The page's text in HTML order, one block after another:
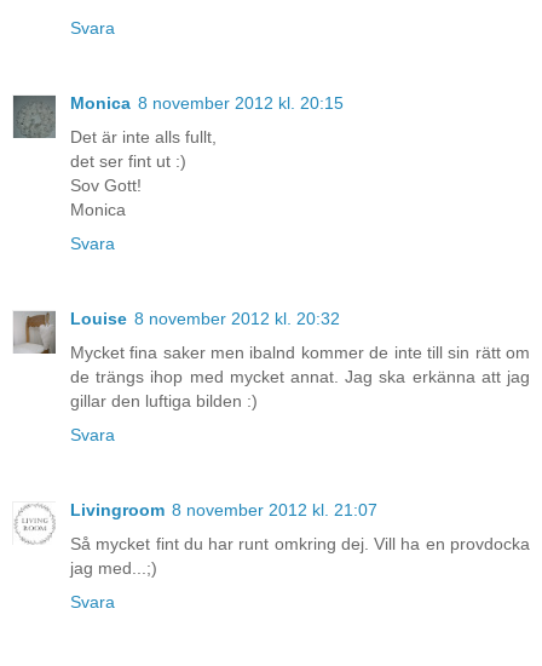
Svara
Monica 8 november 2012 kl. 20:15
Det är inte alls fullt,
det ser fint ut :)
Sov Gott!
Monica
Svara
Louise 8 november 2012 kl. 20:32
Mycket fina saker men ibalnd kommer de inte till sin rätt om
de trängs ihop med mycket annat. Jag ska erkänna att jag
gillar den luftiga bilden :)
Svara
Livingroom 8 november 2012 kl. 21:07
Så mycket fint du har runt omkring dej. Vill ha en provdocka
jag med...;)
Svara